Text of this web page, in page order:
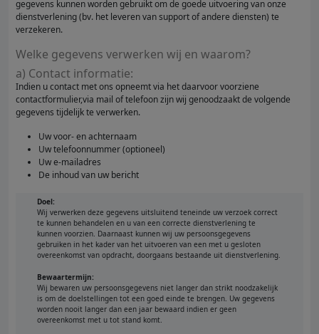
gegevens kunnen worden gebruikt om de goede uitvoering van onze
dienstverlening (bv. het leveren van support of andere diensten) te
verzekeren.
Welke gegevens verwerken wij en waarom?
a) Contact informatie:
Indien u contact met ons opneemt via het daarvoor voorziene
contactformulier,via mail of telefoon zijn wij genoodzaakt de volgende
gegevens tijdelijk te verwerken.
Uw voor- en achternaam
Uw telefoonnummer (optioneel)
Uw e-mailadres
De inhoud van uw bericht
Doel:
Wij verwerken deze gegevens uitsluitend teneinde uw verzoek correct
te kunnen behandelen en u van een correcte dienstverlening te
kunnen voorzien. Daarnaast kunnen wij uw persoonsgegevens
gebruiken in het kader van het uitvoeren van een met u gesloten
overeenkomst van opdracht, doorgaans bestaande uit dienstverlening.
Bewaartermijn:
Wij bewaren uw persoonsgegevens niet langer dan strikt noodzakelijk
is om de doelstellingen tot een goed einde te brengen. Uw gegevens
worden nooit langer dan een jaar bewaard indien er geen
overeenkomst met u tot stand komt.